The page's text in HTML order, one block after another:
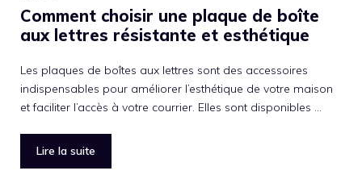
Comment choisir une plaque de boîte
aux lettres résistante et esthétique
Les plaques de boîtes aux lettres sont des accessoires
indispensables pour améliorer l’esthétique de votre maison
et faciliter l’accès à votre courrier. Elles sont disponibles …
Lire la suite